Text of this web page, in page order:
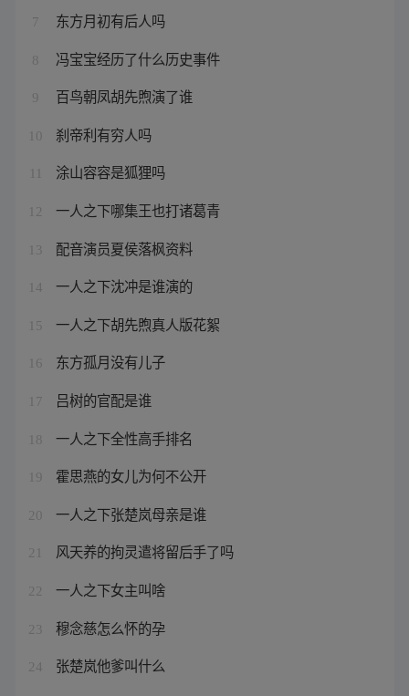
7 东方月初有后人吗
8 冯宝宝经历了什么历史事件
9 百鸟朝凤胡先煦演了谁
10 刹帝利有穷人吗
涂山容容是狐狸吗
12 一人之下哪集王也打诸葛青
13 配音演员夏侯落枫资料
14 一人之下沈冲是谁演的
15 一人之下胡先煦真人版花絮
16 东方孤月没有儿子
17 吕树的官配是谁
18 一人之下全性高手排名
19 霍思燕的女儿为何不公开
20 一人之下张楚岚母亲是谁
21 风天养的拘灵遣将留后手了吗
22 一人之下女主叫啥
23 穆念慈怎么怀的孕
24
张楚岚他爹叫什么